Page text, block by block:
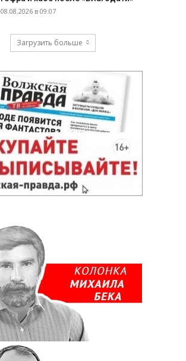
08.08.2026 в 09:07
Загрузить больше